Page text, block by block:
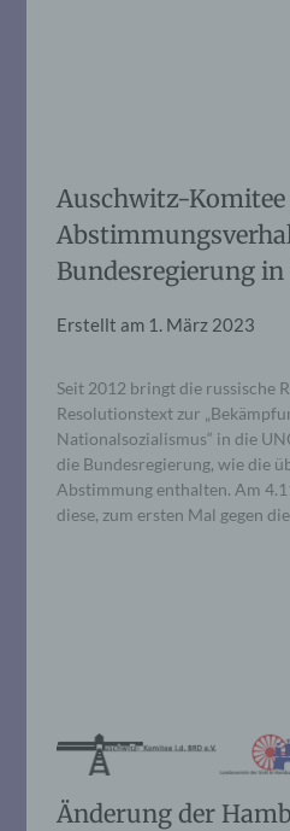
Auschwitz-Komitee
Bundesregierung in
Erstellt am 1. März 2023
Seit 2012 bringt die russische
Resolutionstext zur
Nationalsozialismus“ in die
die Bundesregierung, wie die
Abstimmung enthalten. Am
diese, zum ersten Mal gegen
Änderung der